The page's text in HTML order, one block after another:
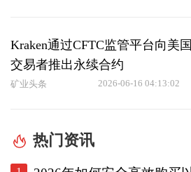
Kraken通过CFTC监管平台向美国
交易者推出永续合约
矿业头条 2026-06-16 04:13:02
热门资讯